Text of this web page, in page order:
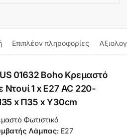
Επιπλέον πληροφορίες
01632 Boho Κρεμαστό
1 x E27 AC 220-
x Π35 x Y30cm
Φωτιστικό
Λάμπας: Ε27